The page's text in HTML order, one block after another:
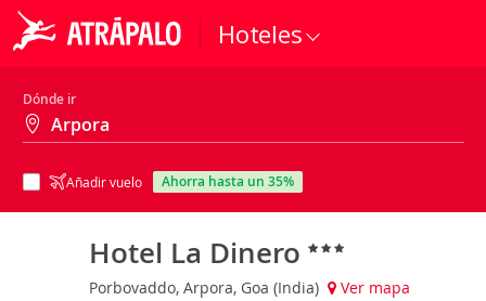
Hoteles
Dónde ir
Añadir vuelo ahorra hasta un 35%
Hotel La Dinero
Porbovaddo, Arpora, Goa (India) Ver mapa